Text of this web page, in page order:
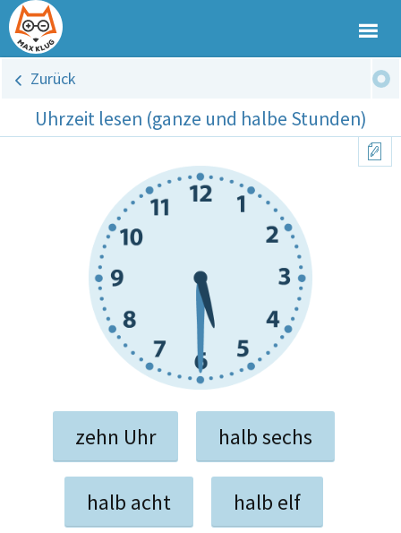
Zurück
Uhrzeit lesen (ganze und halbe Stunden)
zehn Uhr halb sechs
halb acht halb elf